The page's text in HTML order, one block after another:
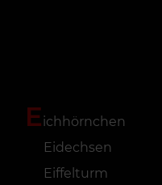
Eichhörnchen
Eidechsen
Eiffelturm